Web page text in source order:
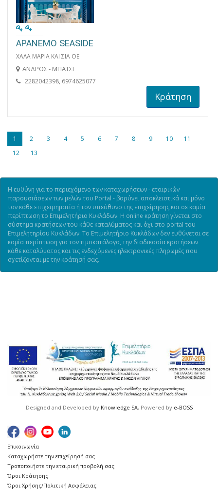
APANEMO SEASIDE
ΧΑΛΑ ΜΑΡΙΑ ΚΑΙ ΣΙΑ ΟΕ
ΑΝΔΡΟΣ - ΜΠΑΤΣΙ
2282042398, 6974625077
Κράτηση
1 2 3 4 5 6 7 8 9 10
11
12
13
Η ευθύνη για το περιεχόμενο των καταχωρήσεων - εταιρικών
παρουσιάσεων των μελών του Portal - βαρύνει αποκλειστικά και μόνο
τον κάθε επιχειρηματία ή τον υπεύθυνο της επιχείρησης και σε καμία
περίπτωση το Επιμελητήριο Κυκλάδων. Η online κράτηση γίνεται στο
σύστημα κρατήσεων του κάθε καταλύματος και όχι στο portal του
Επιμελητηρίου Κυκλάδων. Το Επιμελητήριο Κυκλάδων δεν ευθύνεται σε
καμία περίπτωση για τον τιμοκατάλογο, την διαδικασία κρατήσεων
κάθε καταλύματος και τις ενδεχόμενες ηλεκτρονικές πληρωμές που
σχετίζονται με την κράτησή σας.
Designed and Developed by Knowledge SA, Powered by e-BOSS
Επικοινωνία
Καταχωρήστε την επιχείρησή σας
Τροποποιήστε την εταιρική προβολή σας
Όροι Κράτησης
Όροι Χρήσης/Πολιτική Ασφάλειας